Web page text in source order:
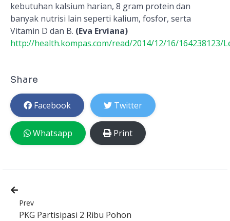
kebutuhan kalsium harian, 8 gram protein dan
banyak nutrisi lain seperti kalium, fosfor, serta
Vitamin D dan B. (Eva Erviana)
http://health.kompas.com/read/2014/12/16/164238123/
Share
Facebook Twitter
Whatsapp Print
Prev
PKG Partisipasi 2 Ribu Pohon